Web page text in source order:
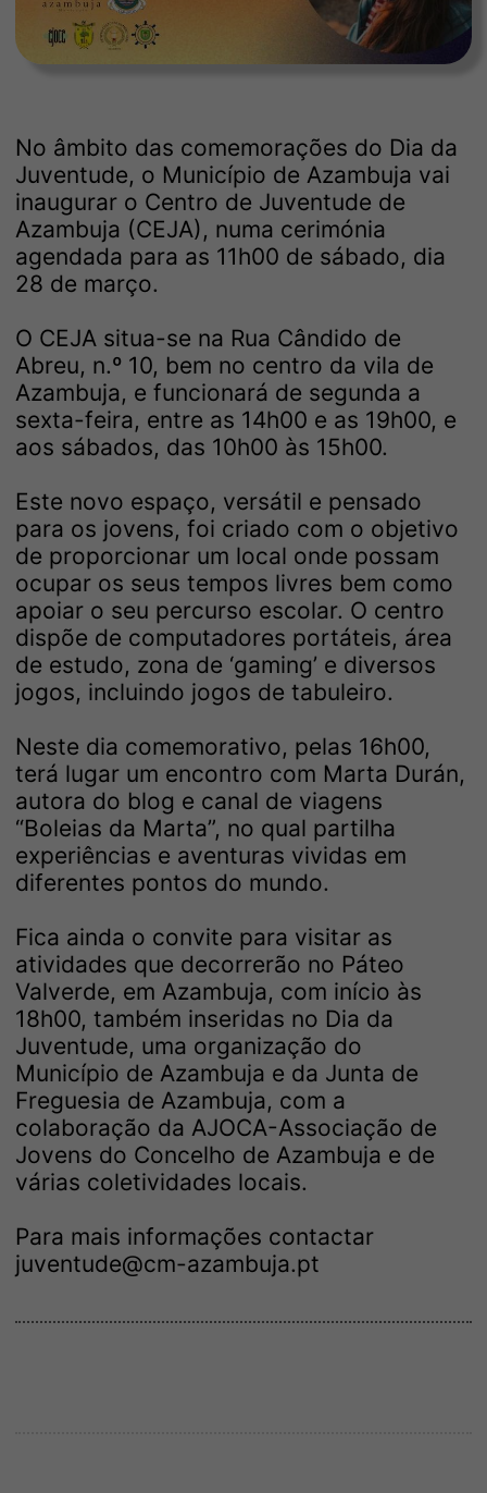
No âmbito das comemorações do Dia da
Juventude, o Município de Azambuja vai
inaugurar o Centro de Juventude de
Azambuja (CEJA), numa cerimónia
agendada para as 11h00 de sábado, dia
28 de março.
O CEJA situa-se na Rua Cândido de
Abreu, n.º 10, bem no centro da vila de
Azambuja, e funcionará de segunda a
sexta-feira, entre as 14h00 e as 19h00, e
aos sábados, das 10h00 às 15h00.
Este novo espaço, versátil e pensado
para os jovens, foi criado com o objetivo
de proporcionar um local onde possam
ocupar os seus tempos livres bem como
apoiar o seu percurso escolar. O centro
dispõe de computadores portáteis, área
de estudo, zona de ‘gaming’ e diversos
jogos, incluindo jogos de tabuleiro.
Neste dia comemorativo, pelas 16h00,
terá lugar um encontro com Marta Durán,
autora do blog e canal de viagens
“Boleias da Marta”, no qual partilha
experiências e aventuras vividas em
diferentes pontos do mundo.
Fica ainda o convite para visitar as
atividades que decorrerão no Páteo
Valverde, em Azambuja, com início às
18h00, também inseridas no Dia da
Juventude, uma organização do
Município de Azambuja e da Junta de
Freguesia de Azambuja, com a
colaboração da AJOCA-Associação de
Jovens do Concelho de Azambuja e de
várias coletividades locais.
Para mais informações contactar
juventude@cm-azambuja.pt